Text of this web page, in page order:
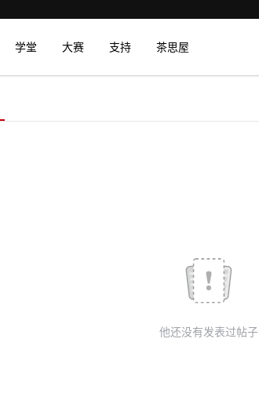
学堂 大赛 支持 茶思屋
他还没有发表过帖子